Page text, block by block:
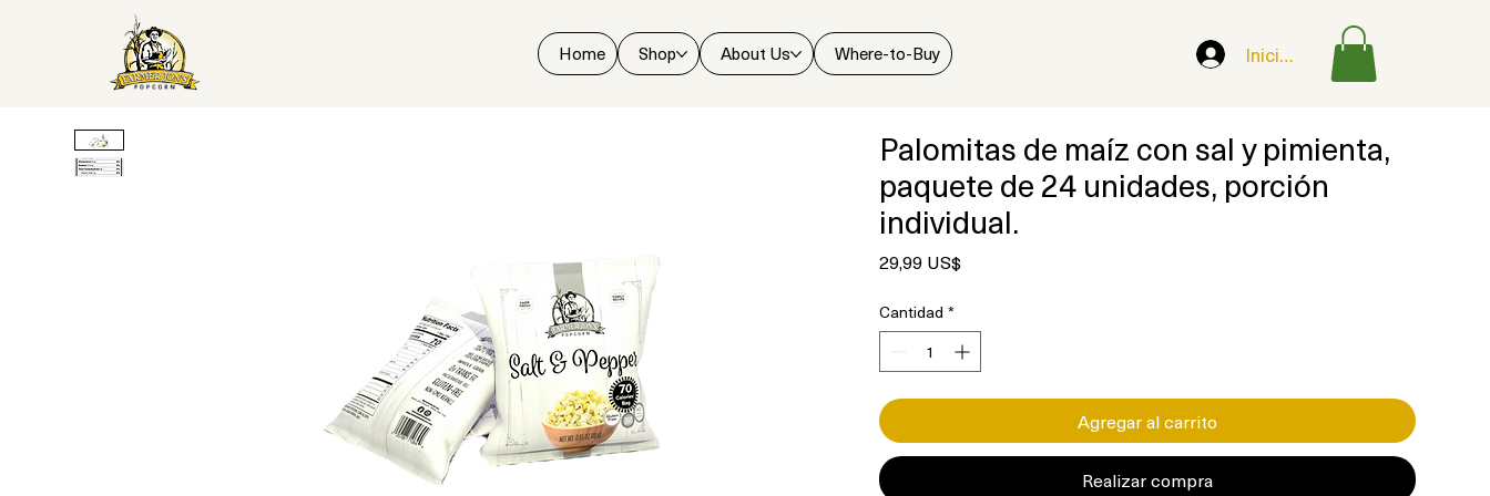
Home Shop About Us Where-to-Buy Iniciar sesión
Palomitas de maíz con sal y pimienta,
paquete de 24 unidades, porción
individual.
29,99 US$Precio
Cantidad *
Agregar al carrito
Realizar compra